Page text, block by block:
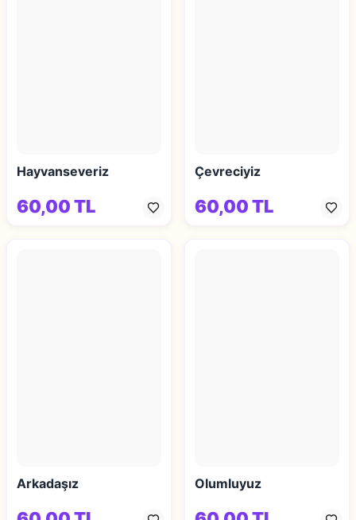
Hayvanseveriz
60,00 TL
Çevreciyiz
60,00 TL
Arkadaşız Olumluyuz